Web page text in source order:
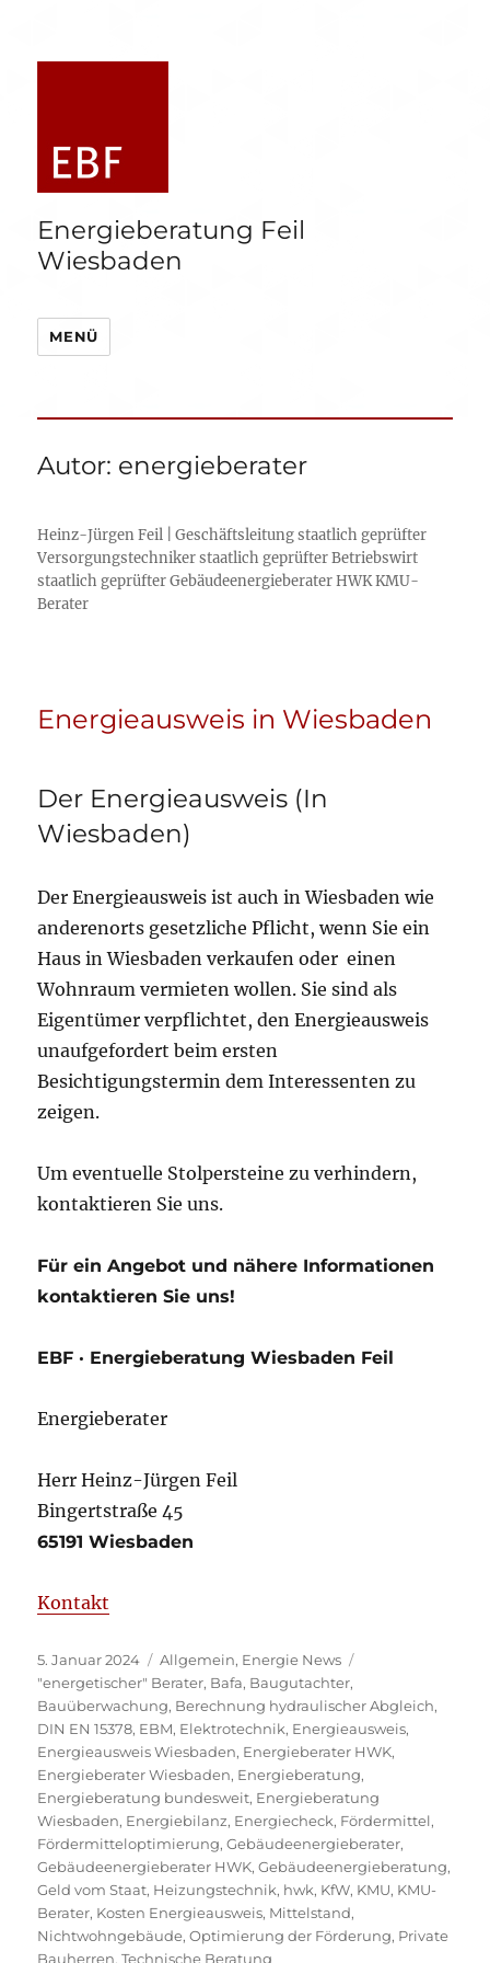
Energieberatung Feil
Wiesbaden
MENÜ
Autor: energieberater
Heinz-Jürgen Feil | Geschäftsleitung staatlich geprüfter
Versorgungstechniker staatlich geprüfter Betriebswirt
staatlich geprüfter Gebäudeenergieberater HWK KMU-
Berater
Energieausweis in Wiesbaden
Der Energieausweis (In
Wiesbaden)
Der Energieausweis ist auch in Wiesbaden wie
anderenorts gesetzliche Pflicht, wenn Sie ein
Haus in Wiesbaden verkaufen oder einen
Wohnraum vermieten wollen. Sie sind als
Eigentümer verpflichtet, den Energieausweis
unaufgefordert beim ersten
Besichtigungstermin dem Interessenten zu
zeigen.
Um eventuelle Stolpersteine zu verhindern,
kontaktieren Sie uns.
Für ein Angebot und nähere Informationen
kontaktieren Sie uns!
EBF · Energieberatung Wiesbaden Feil
Energieberater
Herr Heinz-Jürgen Feil
Bingertstraße 45
65191 Wiesbaden
Kontakt
Veröffentlicht
am
5. Januar 2024 Kategorien
Allgemein, Energie News
Schlagwörter
"energetischer" Berater, Bafa, Baugutachter,
Bauüberwachung, Berechnung hydraulischer Abgleich,
DIN EN 15378, EBM, Elektrotechnik, Energieausweis,
Energieausweis Wiesbaden, Energieberater HWK,
Energieberater Wiesbaden, Energieberatung,
Energieberatung bundesweit, Energieberatung
Wiesbaden, Energiebilanz, Energiecheck, Fördermittel,
Fördermitteloptimierung,Gebäudeenergieberater,
Gebäudeenergieberater HWK,Gebäudeenergieberatung,
Geld vom Staat, Heizungstechnik, hwk, KfW, KMU, KMU-
Berater, Kosten Energieausweis, Mittelstand,
Nichtwohngebäude,Optimierung der Förderung, Private
Bauherren,Technische Beratung